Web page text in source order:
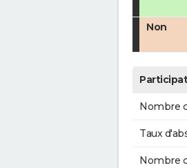
Non
Nombre
Taux
Nombre